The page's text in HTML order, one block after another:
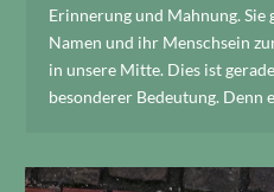
Erinnerung und Mahnung.
Namen und ihr Menschsein
in unsere Mitte. Dies ist
besonderer Bedeutung. Denn